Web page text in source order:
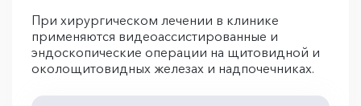
При хирургическом лечении в клинике
применяются видеоассистированные и
эндоскопические операции на щитовидной и
околощитовидных железах и надпочечниках.